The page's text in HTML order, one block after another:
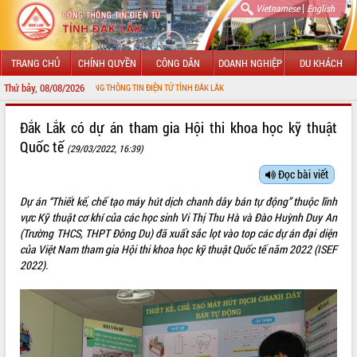
Vietnamese| English
TRANG CHỦ CHÍNH QUYỀN CÔNG DÂN DOANH NGHIỆP DU KHÁCH
Thứ bảy, 08/08/2026
ĐẾN VỚI CỔNG THÔNG TIN ĐIỆN TỬ TỈNH ĐẮK LẮK
GIỚI THIỆU
LÃNH ĐẠO UBND TỈNH
SỞ, BAN, NGÀNH
UBND CÁC XÃ, PHƯỜNG
HỆ THỐNG VĂN BẢN
VĂN BẢN HĐND TỈNH
Đắk Lắk có dự án tham gia Hội thi khoa học kỹ thuật
Quốc tế (29/03/2022, 16:39)
Đọc bài viết
Dự án “Thiết kế, chế tạo máy hút dịch chanh dây bán tự động” thuộc lĩnh
vực Kỹ thuật cơ khí của các học sinh Vi Thị Thu Hà và Đào Huỳnh Duy An
(Trường THCS, THPT Đông Du) đã xuất sắc lọt vào top các dự án đại diện
của Việt Nam tham gia Hội thi khoa học kỹ thuật Quốc tế năm 2022 (ISEF
2022).